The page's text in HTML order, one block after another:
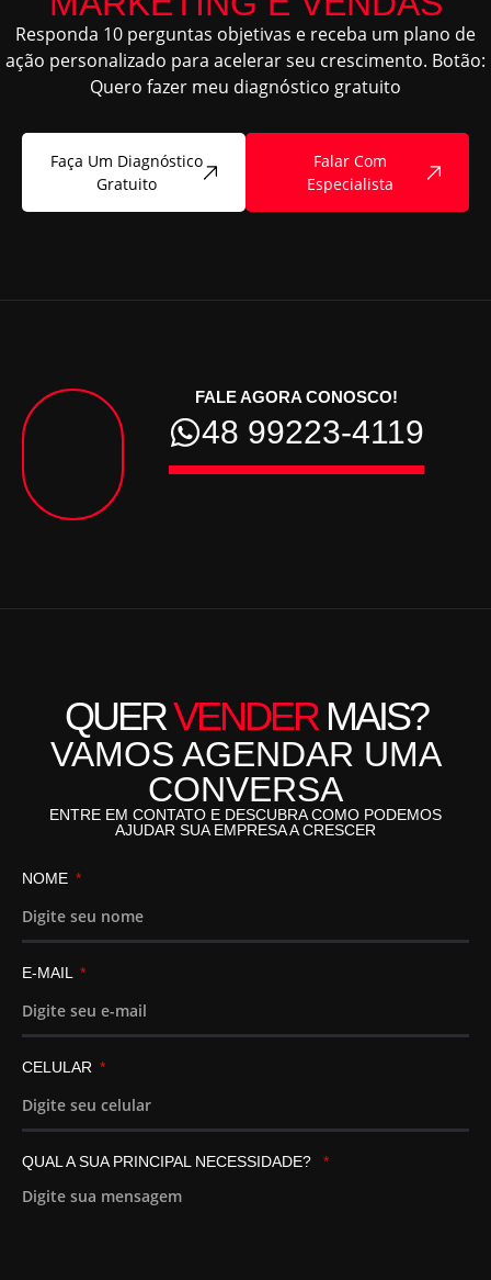
Responda 10 perguntas objetivas e receba um plano de
ação personalizado para acelerar seu crescimento. Botão:
Quero fazer meu diagnóstico gratuito
Faça Um Diagnóstico
Gratuito
Falar Com
Especialista
FALE AGORA CONOSCO!
48 99223-4119
QUERVENDERMAIS?
VAMOS AGENDAR UMA
CONVERSA
ENTRE EM CONTATO E DESCUBRA COMO PODEMOS
AJUDAR SUA EMPRESA A CRESCER
NOME
E-MAIL
CELULAR
QUAL A SUA PRINCIPAL NECESSIDADE?